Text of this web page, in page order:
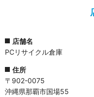
店舗名
PCリサイクル倉庫
住所
〒902-0075
沖縄県那覇市国場55